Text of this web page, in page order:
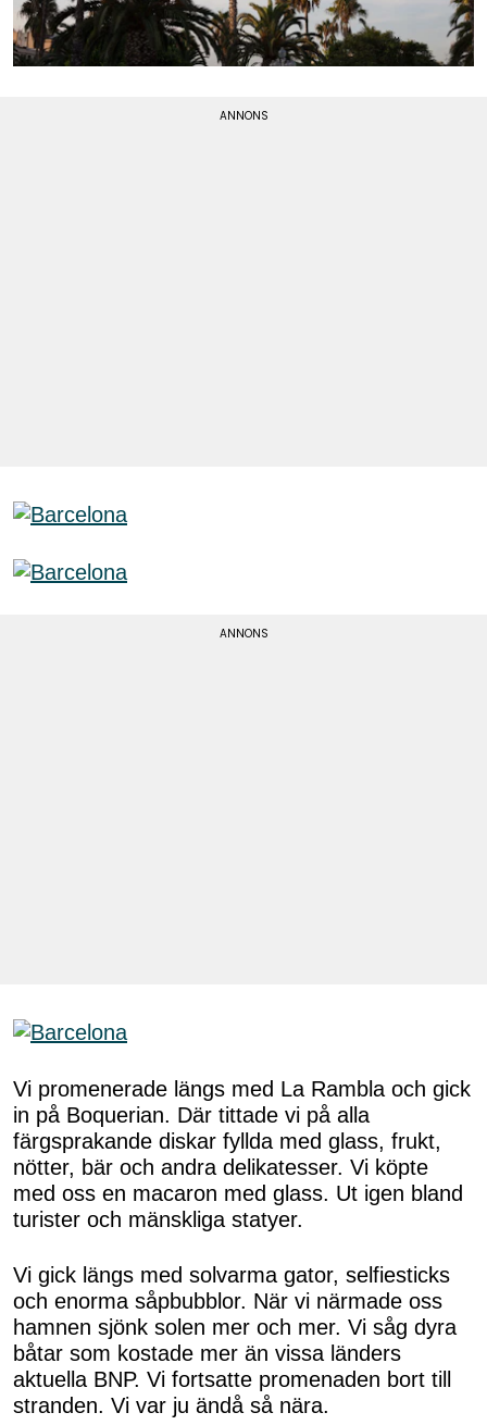
Vi promenerade längs med La Rambla och gick
in på Boquerian. Där tittade vi på alla
färgsprakande diskar fyllda med glass, frukt,
nötter, bär och andra delikatesser. Vi köpte
med oss en macaron med glass. Ut igen bland
turister och mänskliga statyer.
Vi gick längs med solvarma gator, selfiesticks
och enorma såpbubblor. När vi närmade oss
hamnen sjönk solen mer och mer. Vi såg dyra
båtar som kostade mer än vissa länders
aktuella BNP. Vi fortsatte promenaden bort till
stranden. Vi var ju ändå så nära.